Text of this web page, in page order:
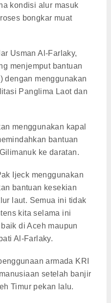
kondisi alur masuk
bongkar muat
Usman Al-Farlaky,
menjemput bantuan
dengan menggunakan
Panglima Laot dan
menggunakan kapal
bantuan
ke daratan.
Ijeck menggunakan
bantuan kesekian
laut. Semua ini tidak
kita selama ini
di Aceh maupun
Al-Farlaky.
armada KRI
setelah banjir
Timur pekan lalu.